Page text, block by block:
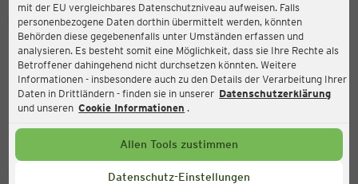
mit der EU vergleichbares Datenschutzniveau aufweisen. Falls
personenbezogene Daten dorthin übermittelt werden, könnten
Behörden diese gegebenenfalls unter Umständen erfassen und
analysieren. Es besteht somit eine Möglichkeit, dass sie Ihre Rechte als
Betroffener dahingehend nicht durchsetzen könnten. Weitere
Informationen - insbesondere auch zu den Details der Verarbeitung Ihrer
Daten in Drittländern - finden sie in unserer Datenschutzerklärung
und unseren Cookie Informationen .
Allen Tools zustimmen
Datenschutz-Einstellungen
Ernsting's family
Loddenheide 5, 48155 Münster
Service Hotline